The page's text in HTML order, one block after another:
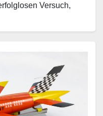
Versuch,